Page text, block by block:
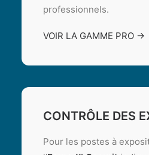
professionnels.
VOIR LA GAMME PRO →
CONTRÔLE DES
Pour les postes à